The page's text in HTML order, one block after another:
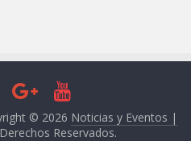
© 2026 Noticias y Eventos |
Reservados.